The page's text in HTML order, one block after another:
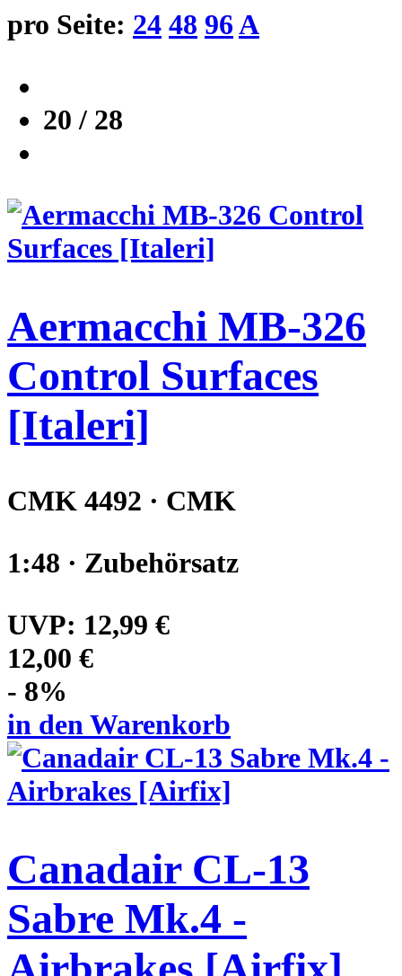
pro Seite: 24 48 96A
20 / 28
Aermacchi MB-326
Control Surfaces
[Italeri]
CMK 4492 · CMK
1:48 · Zubehörsatz
UVP: 12,99 €
12,00 €
- 8%
in den Warenkorb
Canadair CL-13
Sabre Mk.4 -